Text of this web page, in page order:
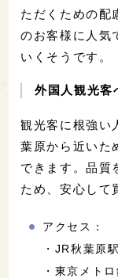
ただくための配
のお客様に人気
いくそうです。
外国人観光客
観光客に根強い
葉原から近いた
できます。品質
ため、安心して
アクセス：
・JR秋葉原
・東京メト